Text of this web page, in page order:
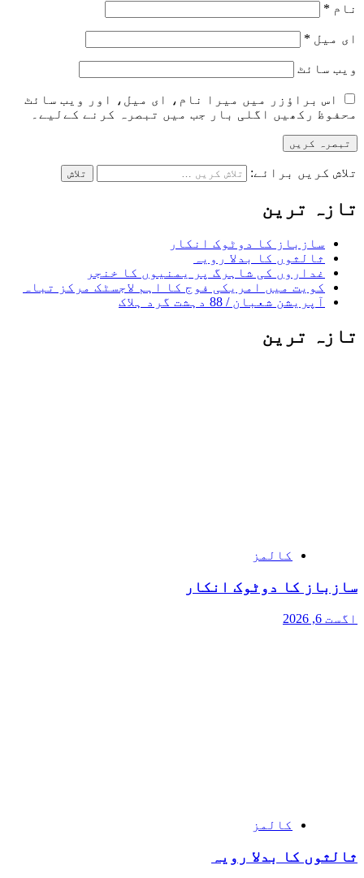
نام *
ای میل *
ویب‌ سائٹ
اس براؤزر میں میرا نام، ای میل، اور ویب سائٹ
محفوظ رکھیں اگلی بار جب میں تبصرہ کرنے کےلیے۔
تلاش کریں برائے:
تازہ ترین
سازباز کا دوٹوک انکار
ثالثوں کا بدلا رویہ
غداروں کی شاہرگ پر یمنیوں کا خنجر
کویت میں امریکی فوج کا اہم لاجسٹک مرکز تباہ
آپریشن شعبان / 88 دہشت گرد ہلاک
تازہ ترین
کالمز
سازباز کا دوٹوک انکار
اگست 6, 2026
کالمز
ثالثوں کا بدلا رویہ